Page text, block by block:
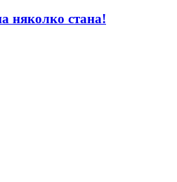
няколко стана!